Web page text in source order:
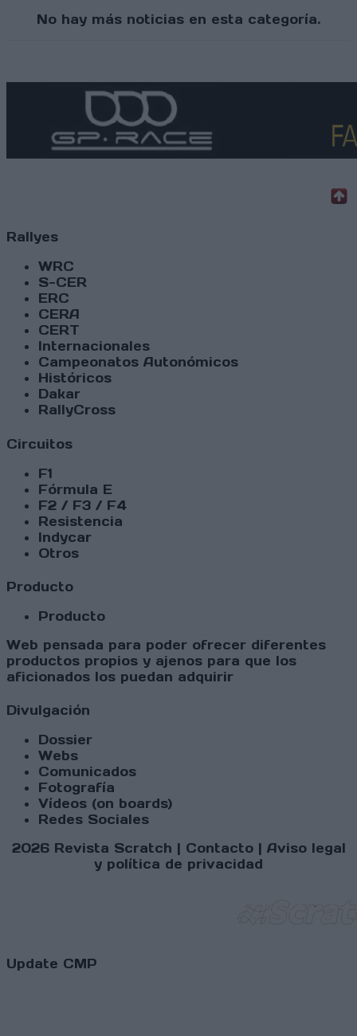
No hay más noticias en esta categoría.
Rallyes
WRC
S-CER
ERC
CERA
CERT
Internacionales
Campeonatos Autonómicos
Históricos
Dakar
RallyCross
Circuitos
F1
Fórmula E
F2 / F3 / F4
Resistencia
Indycar
Otros
Producto
Producto
Web pensada para poder ofrecer diferentes
productos propios y ajenos para que los
aficionados los puedan adquirir
Divulgación
Dossier
Webs
Comunicados
Fotografía
Vídeos (on boards)
Redes Sociales
2026 Revista Scratch | Contacto| Aviso legal
y política de privacidad
Update CMP